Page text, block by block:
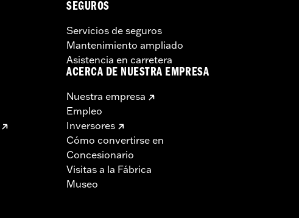
SEGUROS
Servicios de seguros
Mantenimiento ampliado
Asistencia en carretera
ACERCA DE NUESTRA EMPRESA
Nuestra empresa
Empleo
Inversores
Cómo convertirse en
Concesionario
Visitas a la Fábrica
Museo